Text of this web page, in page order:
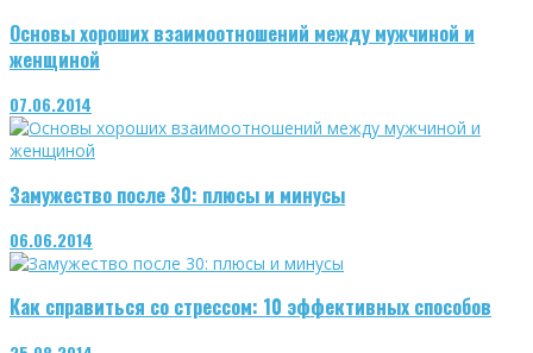
Основы хороших взаимоотношений между мужчиной и
женщиной
07.06.2014
Замужество после 30: плюсы и минусы
06.06.2014
Как справиться со стрессом: 10 эффективных способов